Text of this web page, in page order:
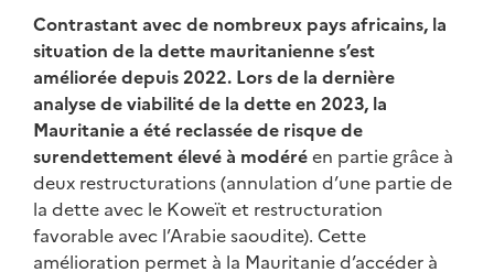
Contrastant avec de nombreux pays africains, la
situation de la dette mauritanienne s’est
améliorée depuis 2022. Lors de la dernière
analyse de viabilité de la dette en 2023, la
Mauritanie a été reclassée de risque de
surendettement élevé à modéréen partie grâce à
deux restructurations (annulation d’une partie de
la dette avec le Koweït et restructuration
favorable avec l’Arabie saoudite). Cette
amélioration permet à la Mauritanie d’accéder à